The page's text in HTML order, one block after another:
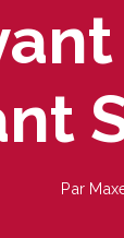
Par